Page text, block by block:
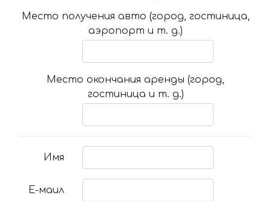
Место получения авто (город, гостиница,
аэропорт и т. д.)
Место окончания аренды (город,
гостиница и т. д.)
Имя
Е-маил